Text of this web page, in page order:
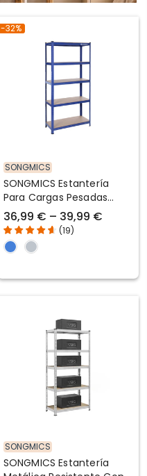
-32%
SONGMICS
SONGMICS Estantería
Para Cargas Pesadas
Estante Ajustable En
Altura Para Garaje
36,99 € – 39,99 €
(19)
SONGMICS
SONGMICS Estantería